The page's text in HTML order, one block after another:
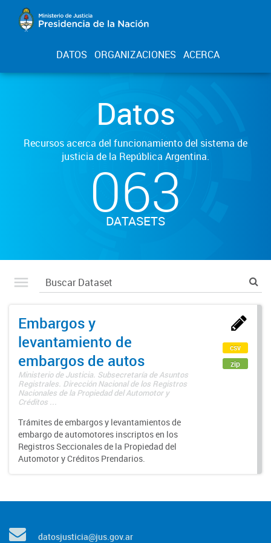
DATOS ORGANIZACIONES ACERCA
Datos
Recursos acerca del funcionamiento del sistema de
justicia de la República Argentina.
063
DATASETS
Embargos y
levantamiento de
embargos de autos
Ministerio de Justicia. Subsecretaría de Asuntos
Registrales. Dirección Nacional de los Registros
Nacionales de la Propiedad del Automotor y
Créditos ...
Trámites de embargos y levantamientos de
embargo de automotores inscriptos en los
Registros Seccionales de la Propiedad del
Automotor y Créditos Prendarios.
csv
zip
datosjusticia@jus.gov.ar